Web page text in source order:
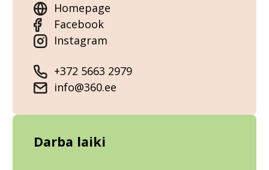
Homepage
Facebook
Instagram
+372 5663 2979
info@360.ee
Darba laiki